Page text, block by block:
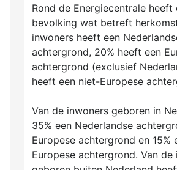
Rond de Energiecentrale heeft
bevolking wat betreft
inwoners heeft een
achtergrond, 20% heeft een
achtergrond (exclusief
heeft een niet-Europese
Van de inwoners geboren in
35% een Nederlandse
Europese achtergrond en 15%
Europese achtergrond. Van de